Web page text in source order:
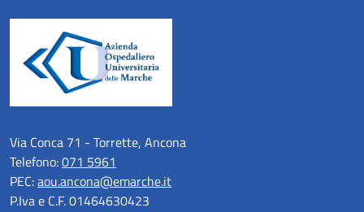
Via Conca 71 - Torrette, Ancona
Telefono:071 5961
PEC:aou.ancona@emarche.it
P.Iva e C.F. 01464630423